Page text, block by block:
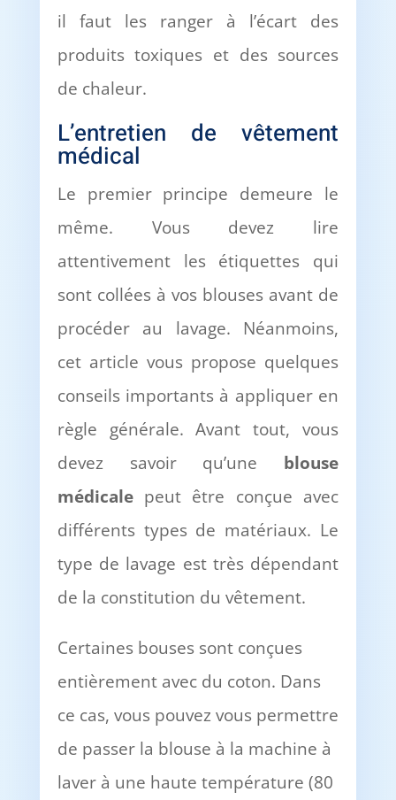
il faut les ranger à l’écart des
produits toxiques et des sources
de chaleur.
L’entretien de vêtement
médical
Le premier principe demeure le
même. Vous devez lire
attentivement les étiquettes qui
sont collées à vos blouses avant de
procéder au lavage. Néanmoins,
cet article vous propose quelques
conseils importants à appliquer en
règle générale. Avant tout, vous
devez savoir qu’une blouse
médicalepeut être conçue avec
différents types de matériaux. Le
type de lavage est très dépendant
de la constitution du vêtement.
Certaines bouses sont conçues
entièrement avec du coton. Dans
ce cas, vous pouvez vous permettre
de passer la blouse à la machine à
laver à une haute température (80